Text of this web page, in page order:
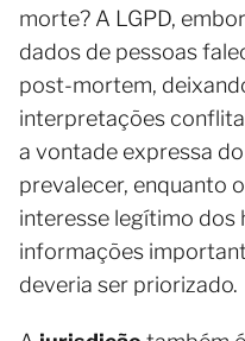
morte? A LGPD,
dados de pessoas
post-mortem,
interpretações
a vontade expressa
prevalecer, enquanto
interesse legítimo dos
informações
deveria ser priorizado.